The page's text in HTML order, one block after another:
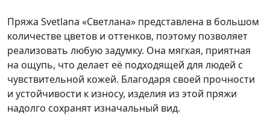
Пряжа Svetlana «Светлана» представлена в большом
количестве цветов и оттенков, поэтому позволяет
реализовать любую задумку. Она мягкая, приятная
на ощупь, что делает её подходящей для людей с
чувствительной кожей. Благодаря своей прочности
и устойчивости к износу, изделия из этой пряжи
надолго сохранят изначальный вид.